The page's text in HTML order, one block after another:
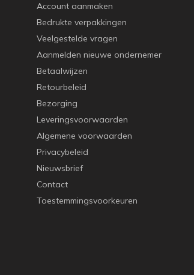
Account aanmaken
Bedrukte verpakkingen
Veelgestelde vragen
Aanmelden nieuwe ondernemer
Betaalwijzen
Retourbeleid
Bezorging
Leveringsvoorwaarden
Algemene voorwaarden
Privacybeleid
Nieuwsbrief
Contact
Toestemmingsvoorkeuren